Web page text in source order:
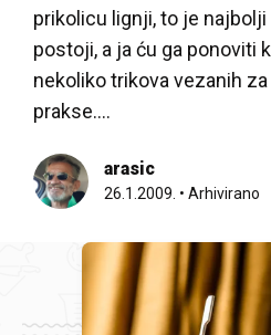
prikolicu lignji, to je
postoji, a ja ću ga ponoviti
nekoliko trikova vezanih
prakse….
arasic
26.1.2009. • Arhivirano